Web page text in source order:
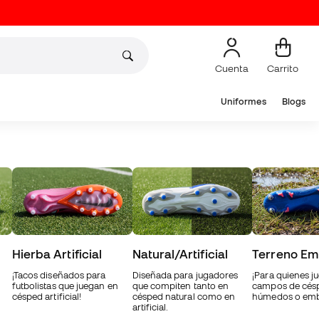
Cuenta Carrito
Uniformes Blogs
Hierba Artificial
¡Tacos diseñados para
futbolistas que juegan en
césped artificial!
Natural/Artificial
Diseñada para jugadores
que compiten tanto en
césped natural como en
artificial.
Terreno
¡Para quienes
campos de
húmedos o